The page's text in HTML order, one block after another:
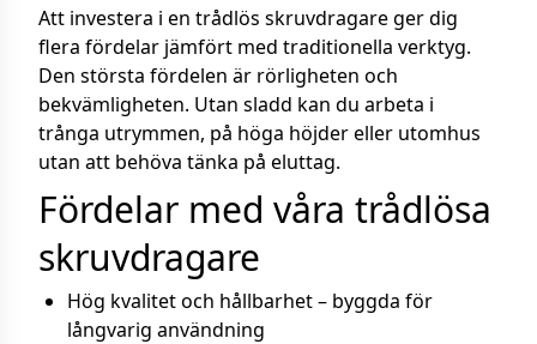
Att investera i en trådlös skruvdragare ger dig
flera fördelar jämfört med traditionella verktyg.
Den största fördelen är rörligheten och
bekvämligheten. Utan sladd kan du arbeta i
trånga utrymmen, på höga höjder eller utomhus
utan att behöva tänka på eluttag.
Fördelar med våra trådlösa
skruvdragare
Hög kvalitet och hållbarhet – byggda för
långvarig användning